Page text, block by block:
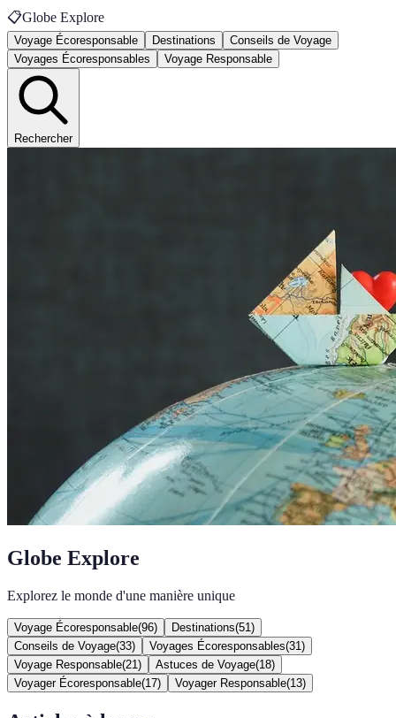
📋Globe Explore
Voyage Écoresponsable Destinations
Conseils de Voyage
Voyages Écoresponsables
Voyage Responsable
Rechercher
Globe Explore
Explorez le monde d'une manière unique
Voyage Écoresponsable(96) Destinations(51 )
Conseils de Voyage(33) Voyages Écoresponsables(31 )
Voyage Responsable(21 ) Astuces de Voyage(18)
Voyager Écoresponsable(17) Voyager Responsable(13)